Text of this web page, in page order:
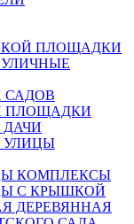
ПЛОЩАДКИ
САДОВ
ПЛОЩАДКИ
ДАЧИ
УЛИЦЫ
КОМПЛЕКСЫ
С КРЫШКОЙ
ДЕРЕВЯННАЯ